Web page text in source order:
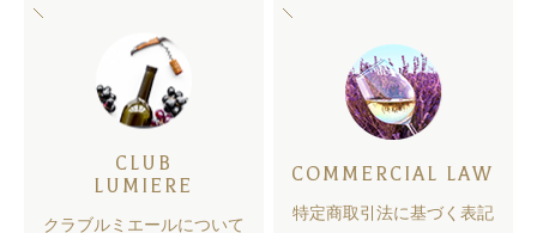
CLUB
LUMIERE
クラブルミエールについて
COMMERCIAL LAW
特定商取引法に基づく表記